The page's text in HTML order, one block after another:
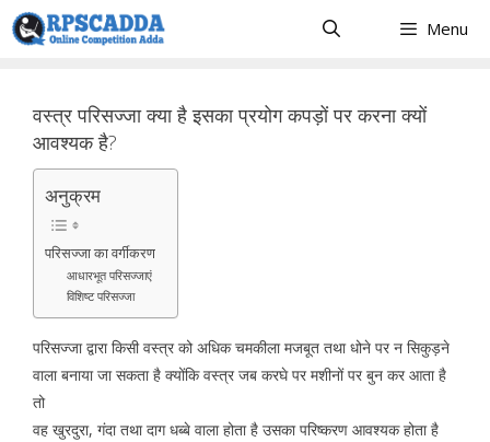
Skip
to
Menu
वस्त्र परिसज्जा क्या है इसका प्रयोग कपड़ों पर करना क्यों
आवश्यक है?
अनुक्रम
परिसज्जा का वर्गीकरण
आधारभूत परिसज्जाएं
विशिष्ट परिसज्जा
परिसज्जा द्वारा किसी वस्त्र को अधिक चमकीला मजबूत तथा धोने पर न सिकुड़ने
वाला बनाया जा सकता है क्योंकि वस्त्र जब करघे पर मशीनों पर बुन कर आता है
तो
वह खुरदुरा, गंदा तथा दाग धब्बे वाला होता है उसका परिष्करण आवश्यक होता है